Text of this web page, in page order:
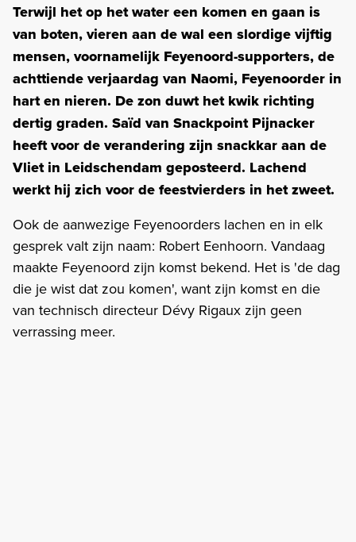
Terwijl het op het water een komen en gaan is
van boten, vieren aan de wal een slordige vijftig
mensen, voornamelijk Feyenoord-supporters, de
achttiende verjaardag van Naomi, Feyenoorder in
hart en nieren. De zon duwt het kwik richting
dertig graden. Saïd van Snackpoint Pijnacker
heeft voor de verandering zijn snackkar aan de
Vliet in Leidschendam geposteerd. Lachend
werkt hij zich voor de feestvierders in het zweet.
Ook de aanwezige Feyenoorders lachen en in elk
gesprek valt zijn naam: Robert Eenhoorn. Vandaag
maakte Feyenoord zijn komst bekend. Het is 'de dag
die je wist dat zou komen', want zijn komst en die
van technisch directeur Dévy Rigaux zijn geen
verrassing meer.